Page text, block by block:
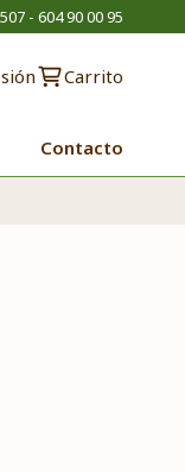
- 604 90 00 95
Carrito
Contacto